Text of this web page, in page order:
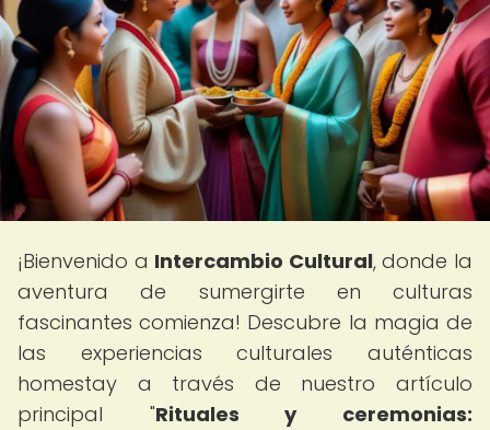
¡Bienvenido a Intercambio Cultural, donde la
aventura de sumergirte en culturas
fascinantes comienza! Descubre la magia de
las experiencias culturales auténticas
homestay a través de nuestro artículo
principal "Rituales y ceremonias: